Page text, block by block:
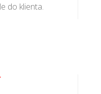
do klienta.